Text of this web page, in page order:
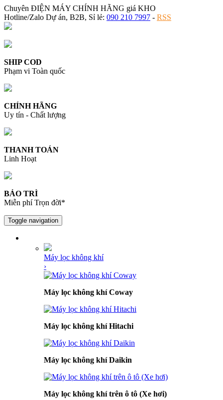
Chuyên ĐIỆN MÁY CHÍNH HÃNG giá KHO
Hotline/Zalo Dự án, B2B, Sỉ lẻ: 090 210 7997 - RSS
SHIP COD
Phạm vi Toàn quốc
CHÍNH HÃNG
Uy tín - Chất lượng
THANH TOÁN
Linh Hoạt
BẢO TRÌ
Miễn phí Trọn đời*
Toggle navigation
Máy lọc không khí
›
Máy lọc không khí Coway
Máy lọc không khí Hitachi
Máy lọc không khí Daikin
Máy lọc không khí trên ô tô (Xe hơi)